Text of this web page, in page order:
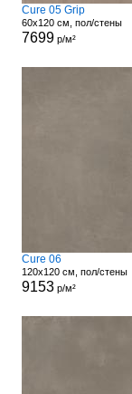
Cure 05 Grip
60x120 см, пол/стены
7699р/м²
Cure 06
120x120 см, пол/стены
9153р/м²